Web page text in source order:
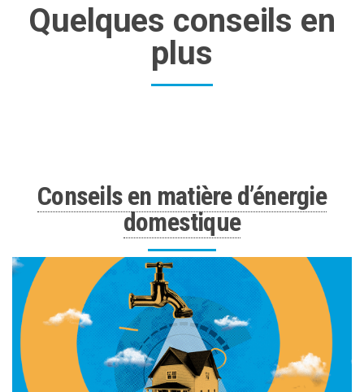
Quelques conseils en
plus
Conseils en matière d’énergie
domestique